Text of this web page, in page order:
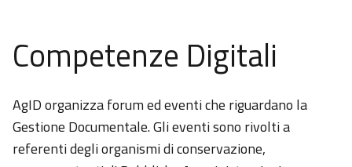
Competenze Digitali
AgID organizza forum ed eventi che riguardano la
Gestione Documentale. Gli eventi sono rivolti a
referenti degli organismi di conservazione,